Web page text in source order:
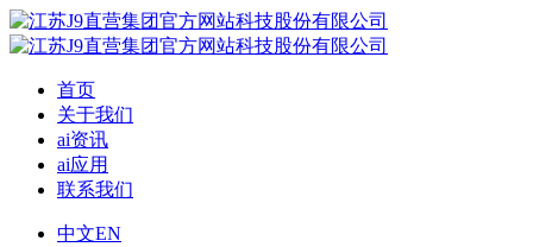
首页
关于我们
ai资讯
ai应用
联系我们
中文EN